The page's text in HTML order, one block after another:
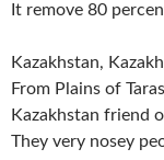
It remove 80
Kazakhstan,
From Plains of
Kazakhstan friend
They very nosey